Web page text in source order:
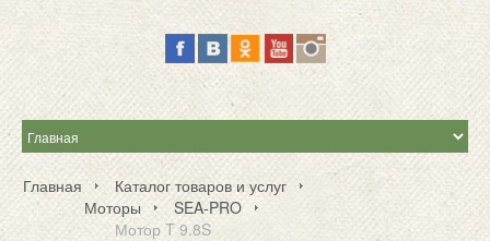
Главная
Каталог товаров и услуг
Моторы
SEA-PRO
Мотор T 9.8S